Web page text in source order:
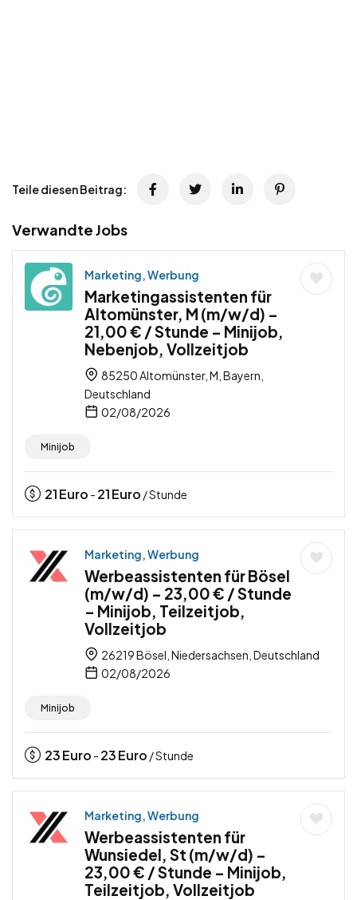
Teile diesen Beitrag:
Verwandte Jobs
Marketing, Werbung
Marketingassistenten für
Altomünster, M (m/w/d) –
21,00 € / Stunde – Minijob,
Nebenjob, Vollzeitjob
85250 Altomünster, M, Bayern,
Deutschland
02/08/2026
Minijob
21Euro - 21Euro / Stunde
Marketing, Werbung
Werbeassistenten für Bösel
(m/w/d) – 23,00 € / Stunde
– Minijob, Teilzeitjob,
Vollzeitjob
26219 Bösel, Niedersachsen, Deutschland
02/08/2026
Minijob
23Euro - 23Euro / Stunde
Marketing, Werbung
Werbeassistenten für
Wunsiedel, St (m/w/d) –
23,00 € / Stunde – Minijob,
Teilzeitjob, Vollzeitjob